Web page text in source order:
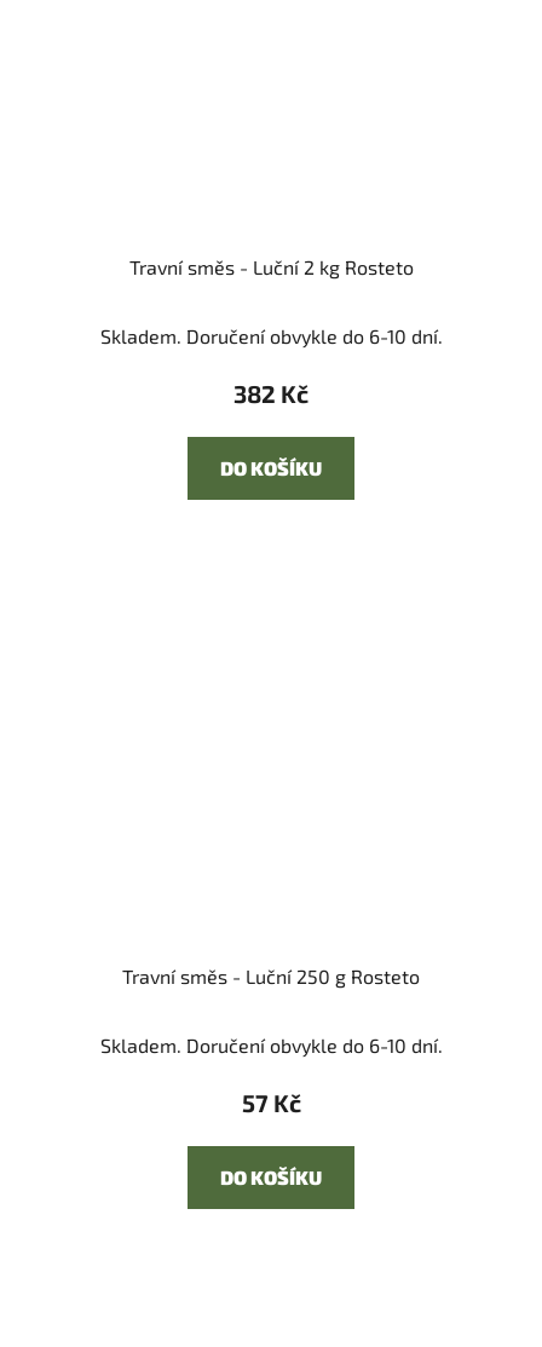
Travní směs - Luční 2 kg Rosteto
Skladem. Doručení obvykle do 6-10 dní.
382 Kč
DO KOŠÍKU
Travní směs - Luční 250 g Rosteto
Skladem. Doručení obvykle do 6-10 dní.
57 Kč
DO KOŠÍKU